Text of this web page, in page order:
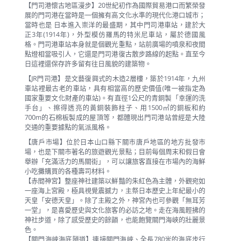
【門司港懷古地區漫步】20世紀初作為國際貿易港口而繁榮發
展的門司港在當時是一個擁有高文化水準的現代化港口城市；
當時也是 日本進入崇洋的最盛期，其中門司港車站，建於大
正3年(1914年)，外型模仿羅馬的特米尼車站，屬於德國風
格。門司港車站本身就是個觀光重點，站前廣場的噴泉和夜間
點燈相當吸引人，它還是門司港復古散步路線的起點。直至今
日這裡還保存許多留有往日風貌的建築物。
【JR門司港】是文藝復興式的木造2層樓，築於1914年，九州
車站裡最古老的車站，具有相當高的歷史價值(唯一被指定為
國家重要文化財產的車站)。有直徑1公尺的青銅製「幸運的洗
手台」、擦得透亮的黃銅裝飾柱子、用1500㎡的銅板和約
700m的石棉板製成的屋頂等，都體現出門司港站曾經是大陸
交通的重要據點的氣派風格。
【唐戶市場】位於日本山口縣下關市唐戶地區的地方批發市
場，也是下關市著名的旅遊觀光景點；目前每個周末和假日會
舉辦「充滿活力的馬關街」，可以讓旅客直接在市場內的海鮮
小吃攤購買的各種壽司材料。
【赤間神宮】整座神社建築以鮮豔的朱紅色為主體，外觀宛如
一座海上宮殿，極具視覺震撼力，主祭日本歷史上年紀最小的
天皇「安德天皇」。除了主殿之外，神宮內也可參觀「無耳芳
一堂」，是喜愛歷史與文化旅客的必訪之地。走在海風輕拂的
神社步道，除了感受歷史的餘韻，也能飽覽關門海峽的壯麗景
色。